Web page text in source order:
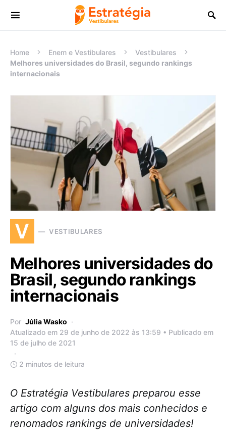
Procurar:
Home Enem e Vestibulares
Vestibulares
Melhores universidades do Brasil, segundo rankings
internacionais
V VESTIBULARES
Melhores universidades do
Brasil, segundo rankings
internacionais
Por Júlia Wasko
Atualizado em 29 de junho de 2022 às 13:59 • Publicado em
15 de julho de 2021
2 minutos de leitura
O Estratégia Vestibulares preparou esse
artigo com alguns dos mais conhecidos e
renomados rankings de universidades!